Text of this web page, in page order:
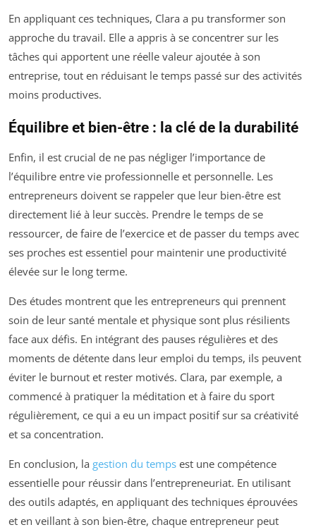
En appliquant ces techniques, Clara a pu transformer son
approche du travail. Elle a appris à se concentrer sur les
tâches qui apportent une réelle valeur ajoutée à son
entreprise, tout en réduisant le temps passé sur des activités
moins productives.
Équilibre et bien-être : la clé de la durabilité
Enfin, il est crucial de ne pas négliger l’importance de
l’équilibre entre vie professionnelle et personnelle. Les
entrepreneurs doivent se rappeler que leur bien-être est
directement lié à leur succès. Prendre le temps de se
ressourcer, de faire de l’exercice et de passer du temps avec
ses proches est essentiel pour maintenir une productivité
élevée sur le long terme.
Des études montrent que les entrepreneurs qui prennent
soin de leur santé mentale et physique sont plus résilients
face aux défis. En intégrant des pauses régulières et des
moments de détente dans leur emploi du temps, ils peuvent
éviter le burnout et rester motivés. Clara, par exemple, a
commencé à pratiquer la méditation et à faire du sport
régulièrement, ce qui a eu un impact positif sur sa créativité
et sa concentration.
En conclusion, la gestion du temps est une compétence
essentielle pour réussir dans l’entrepreneuriat. En utilisant
des outils adaptés, en appliquant des techniques éprouvées
et en veillant à son bien-être, chaque entrepreneur peut